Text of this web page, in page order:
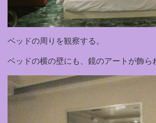
ベッドの周りを観察する。
ベッドの横の壁にも、鏡のアートが飾ら